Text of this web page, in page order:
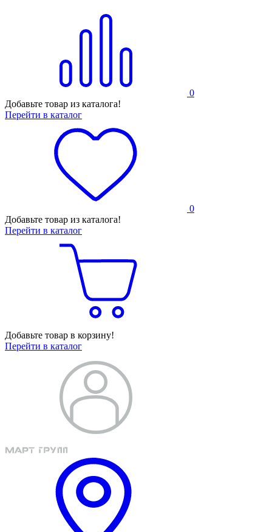
0
Добавьте товар из каталога!
Перейти в каталог
0
Добавьте товар из каталога!
Перейти в каталог
Добавьте товар в корзину!
Перейти в каталог